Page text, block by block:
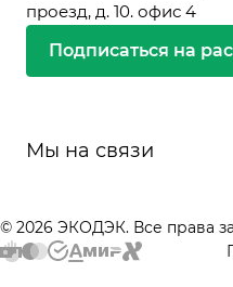
проезд, д. 10. офис 4
Подписаться на
Мы на связи
© 2026 ЭКОДЭК. Все права